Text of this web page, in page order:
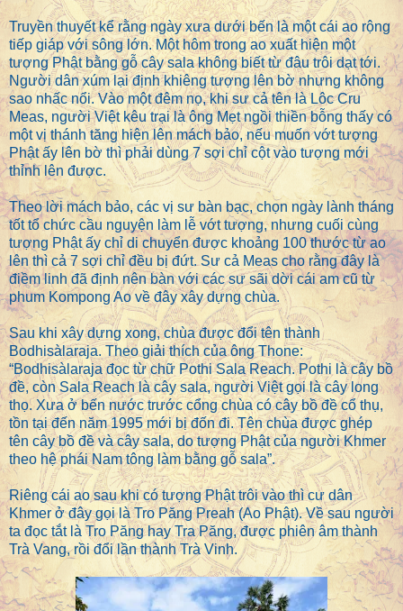
Truyền thuyết kể rằng ngày xưa dưới bến là một cái ao rộng
tiếp giáp với sông lớn. Một hôm trong ao xuất hiện một
tượng Phật bằng gỗ cây sala không biết từ đâu trôi dạt tới.
Người dân xúm lại định khiêng tượng lên bờ nhưng không
sao nhấc nổi. Vào một đêm nọ, khi sư cả tên là Lôc Cru
Meas, người Việt kêu trại là ông Mẹt ngồi thiền bỗng thấy có
một vị thánh tăng hiện lên mách bảo, nếu muốn vớt tượng
Phật ấy lên bờ thì phải dùng 7 sợi chỉ cột vào tượng mới
thỉnh lên được.
Theo lời mách bảo, các vị sư bàn bạc, chọn ngày lành tháng
tốt tổ chức cầu nguyện làm lễ vớt tượng, nhưng cuối cùng
tượng Phật ấy chỉ di chuyển được khoảng 100 thước từ ao
lên thì cả 7 sợi chỉ đều bị đứt. Sư cả Meas cho rằng đây là
điềm linh đã định nên bàn với các sư sãi dời cái am cũ từ
phum Kompong Ao về đây xây dựng chùa.
Sau khi xây dựng xong, chùa được đổi tên thành
Bodhisàlaraja. Theo giải thích của ông Thone:
“Bodhisàlaraja đọc từ chữ Pothi Sala Reach. Pothi là cây bồ
đề, còn Sala Reach là cây sala, người Việt gọi là cây long
thọ. Xưa ở bến nước trước cổng chùa có cây bồ đề cổ thụ,
tồn tại đến năm 1995 mới bị đốn đi. Tên chùa được ghép
tên cây bồ đề và cây sala, do tượng Phật của người Khmer
theo hệ phái Nam tông làm bằng gỗ sala”.
Riêng cái ao sau khi có tượng Phật trôi vào thì cư dân
Khmer ở đây gọi là Tro Păng Preah (Ao Phật). Về sau người
ta đọc tắt là Tro Păng hay Tra Păng, được phiên âm thành
Trà Vang, rồi đổi lần thành Trà Vinh.